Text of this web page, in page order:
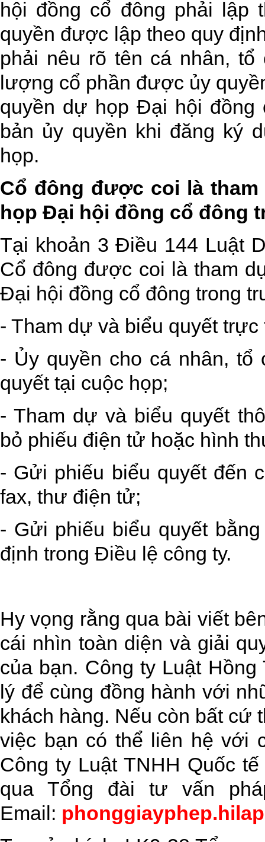
hội đồng cổ đông phải lập
quyền được lập theo quy
phải nêu rõ tên cá nhân,
lượng cổ phần được ủy
quyền dự họp Đại hội đồng
bản ủy quyền khi đăng ký
họp.
Cổ đông được coi là
họp Đại hội đồng cổ đông
Tại khoản 3 Điều 144 Luật
Cổ đông được coi là tham
Đại hội đồng cổ đông trong
- Tham dự và biểu quyết
- Ủy quyền cho cá nhân,
quyết tại cuộc họp;
- Tham dự và biểu quyết
bỏ phiếu điện tử hoặc hình
- Gửi phiếu biểu quyết đến
fax, thư điện tử;
- Gửi phiếu biểu quyết
định trong Điều lệ công ty.
Hy vọng rằng qua bài viết
cái nhìn toàn diện và giải
của bạn. Công ty Luật
lý để cùng đồng hành với
khách hàng. Nếu còn bất cứ
việc bạn có thể liên hệ với
Công ty Luật TNHH Quốc
qua Tổng đài tư vấn
Email: